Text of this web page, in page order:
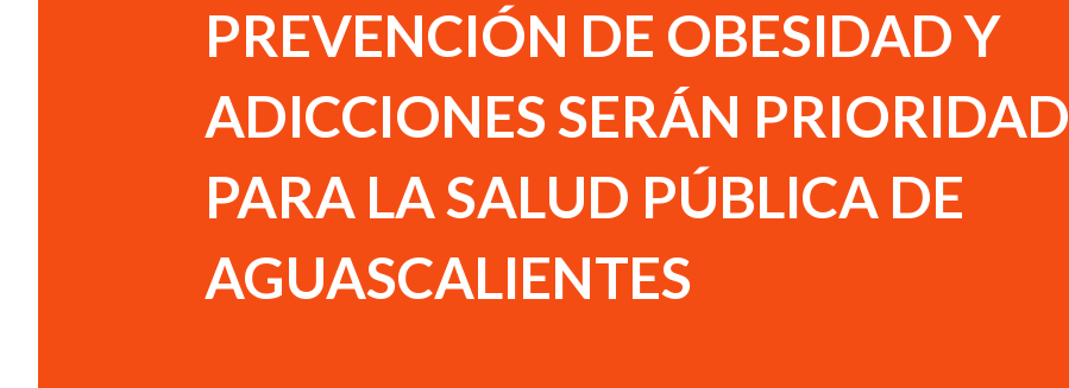
PREVENCIÓN DE OBESIDAD Y
ADICCIONES SERÁN PRIORIDAD
PARA LA SALUD PÚBLICA DE
AGUASCALIENTES